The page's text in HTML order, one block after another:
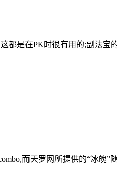
是在PK时很有用的;副法宝
而天罗网所提供的“冰魄”